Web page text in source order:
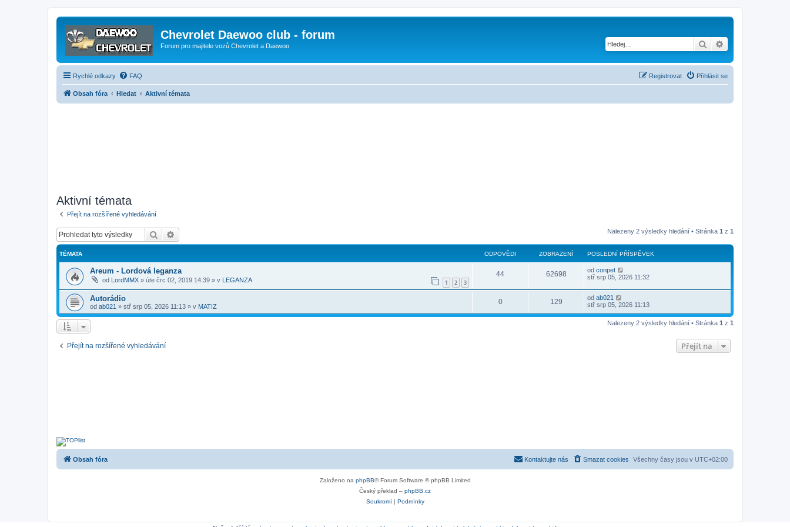
Chevrolet Daewoo club - forum
Forum pro majitele vozů Chevrolet a Daewoo Hledat
Rychlé odkazy FAQ Přihlásit se
Registrovat
Obsah fóra Hledat Aktivní témata
Aktivní témata
Přejít na rozšířené vyhledávání
Hledat Nalezeny 2 výsledky hledání • Stránka 1 z 1
TÉMATA ODPOVĚDI ZOBRAZENÍ POSLEDNÍ PŘÍSPĚVEK
Areum - Lordová leganza
od LordMMX » úte črc 02, 2019 14:39 » v LEGANZA 1 2 3
44 62698 od conpet
stř srp 05, 2026 11:32
Autorádio
od ab021 » stř srp 05, 2026 11:13 » v MATIZ
0 129 od ab021
stř srp 05, 2026 11:13
Nalezeny 2 výsledky hledání • Stránka 1 z 1
Přejít na rozšířené vyhledávání Přejít na
Obsah fóra Všechny časy jsou v UTC+02:00
Smazat cookies
Kontaktujte nás
Založeno na phpBB® Forum Software © phpBB Limited
Český překlad – phpBB.cz
Soukromí| Podmínky